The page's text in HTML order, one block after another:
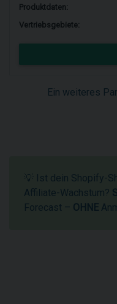
Produktdaten:
Vertriebsgebiete:
Ein weiteres
💡 Ist dein Shopify-
Affiliate-Wachstum?
Forecast – OHNE